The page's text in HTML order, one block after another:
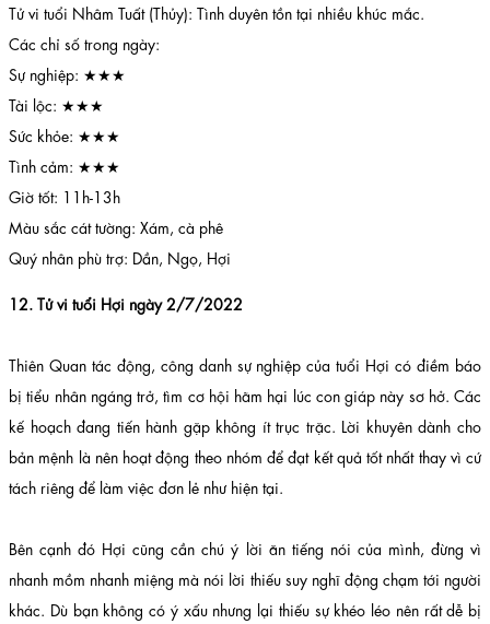
Tử vi tuổi Nhâm Tuất (Thủy): Tình duyên tồn tại nhiều khúc mắc.
Các chỉ số trong ngày:
Sự nghiệp: ★★★
Tài lộc: ★★★
Sức khỏe: ★★★
Tình cảm: ★★★
Giờ tốt: 11h-13h
Màu sắc cát tường: Xám, cà phê
Quý nhân phù trợ: Dần, Ngọ, Hợi
12. Tử vi tuổi Hợi ngày 2/7/2022
Thiên Quan tác động, công danh sự nghiệp của tuổi Hợi có điềm báo
bị tiểu nhân ngáng trở, tìm cơ hội hãm hại lúc con giáp này sơ hở. Các
kế hoạch đang tiến hành gặp không ít trục trặc. Lời khuyên dành cho
bản mệnh là nên hoạt động theo nhóm để đạt kết quả tốt nhất thay vì cứ
tách riêng để làm việc đơn lẻ như hiện tại.
Bên cạnh đó Hợi cũng cần chú ý lời ăn tiếng nói của mình, đừng vì
nhanh mồm nhanh miệng mà nói lời thiếu suy nghĩ động chạm tới người
khác. Dù bạn không có ý xấu nhưng lại thiếu sự khéo léo nên rất dễ bị